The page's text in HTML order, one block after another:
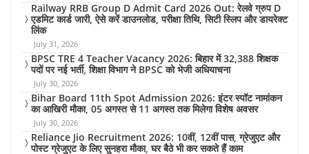
Railway RRB Group D Admit Card 2026 Out: रेलवे ग्रुप D
एडमिट कार्ड जारी, ऐसे करें डाउनलोड, परीक्षा तिथि, सिटी स्लिप और डायरेक्ट
लिंक
July 31, 2026
BPSC TRE 4 Teacher Vacancy 2026: बिहार में 32,388 शिक्षक
पदों पर नई भर्ती, शिक्षा विभाग ने BPSC को भेजी अधियाचना
July 30, 2026
Bihar Board 11th Spot Admission 2026: इंटर स्पॉट नामांकन
का आखिरी मौका, 05 अगस्त से 11 अगस्त तक मिलेगा विशेष अवसर
July 30, 2026
Reliance Jio Recruitment 2026: 10वीं, 12वीं पास, ग्रेजुएट और
पोस्ट ग्रेजुएट के लिए सुनहरा मौका, घर बैठे भी कर सकते हैं काम